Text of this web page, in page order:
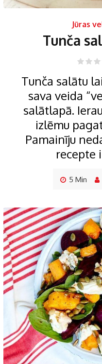
Jūras
Tunča
Tunča salātu
sava veida
salātlapā.
izlēmu
Pamainīju
recepte
5 Min